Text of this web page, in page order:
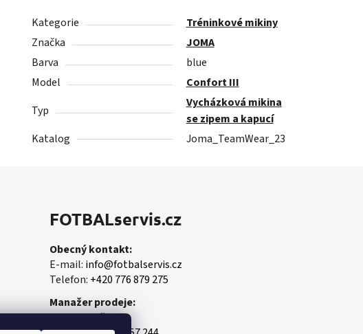
Kategorie
Tréninkové mikiny
Značka
JOMA
Barva
blue
Model
Confort III
Typ
Vycházková mikina
se zipem a kapucí
Katalog
Joma_TeamWear_23
FOTBALservis.cz
Obecný kontakt:
E-mail: info@fotbalservis.cz
Telefon: +420 776 879 275
Manažer prodeje:
Martin Vališ